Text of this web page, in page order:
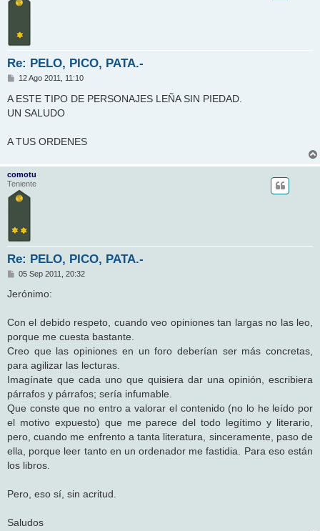
Re: PELO, PICO, PATA.-
M
n
s
a
12 Ago 2011, 11:10
A ESTE TIPO DE PERSONAJES LEÑA SIN PIEDAD.
UN SALUDO
A TUS ORDENES
comotu
Teniente
Re: PELO, PICO, PATA.-
M
n
j
e
05 Sep 2011, 20:32
Jerónimo:
Con el debido respeto, cuando veo opiniones tan largas no las leo,
porque me cuesta bastante.
Creo que las opiniones en un foro deberían ser más concretas,
para agilizar las lecturas.
Imagínate que cada uno que quisiera dar una opinión, escribiera
párrafos y párrafos; sería infumable.
Que conste que no entro a valorar el contenido (no lo he leído por
el motivo expuesto) que me parece del todo legítimo y literario,
pero, cuando me enfrento a tanta literatura, sinceramente, paso de
ella, porque leer tanto en un ordenador me fastidia. Para eso están
los libros.
Pero, eso sí, sin acritud.
Saludos